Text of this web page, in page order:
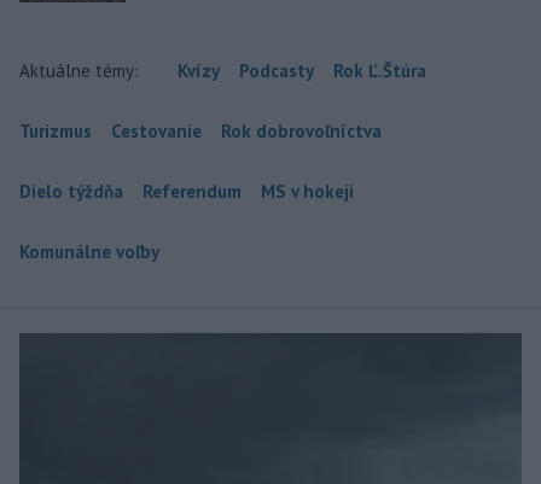
Aktuálne témy: Kvízy Podcasty Rok Ľ.Štúra
Turizmus Cestovanie Rok dobrovoľníctva
Dielo týždňa Referendum MS v hokeji
Komunálne voľby